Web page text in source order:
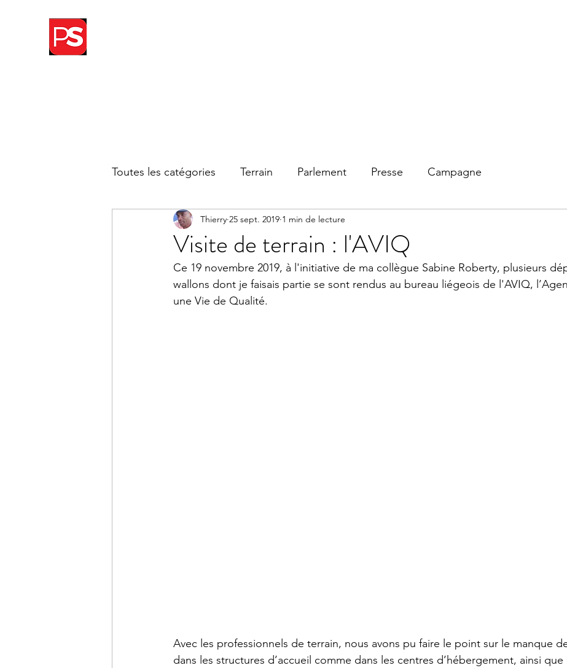
Toutes les catégories Terrain Parlement Presse Campagne
Visite de terrain : l'AVIQ
Thierry 25 sept. 2019 1 min de lecture
Ce 19 novembre 2019, à l'initiative de ma collègue Sabine Roberty, plusieurs
wallons dont je faisais partie se sont rendus au bureau liégeois de l'AVIQ,
une Vie de Qualité.
Avec les professionnels de terrain, nous avons pu faire le point sur le manque
dans les structures d’accueil comme dans les centres d’hébergement, ainsi